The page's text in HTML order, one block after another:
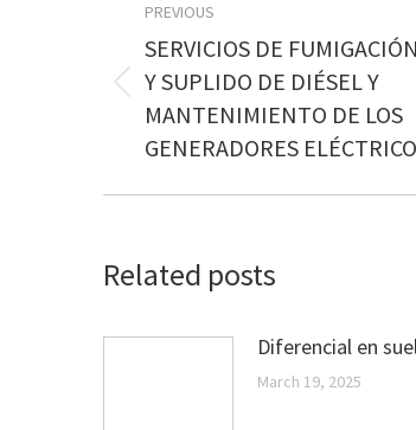
navigation
PREVIOUS
Previous
post:
SERVICIOS DE
Y SUPLIDO DE DIÉSEL Y
MANTENIMIENTO DE LOS
GENERADORES
Related posts
Diferencial en
March 19, 2025